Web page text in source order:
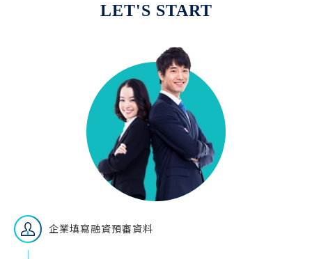
LET'S START
企業填寫融資預審資料